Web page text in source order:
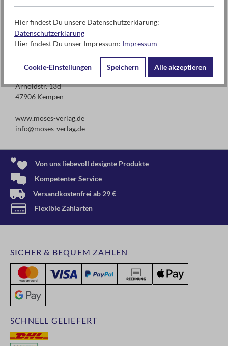
Maße ca. 2,8 cm x 4,2 cm x 1,6 cm
Kontaktdaten des Herstellers
Arnoldstr. 13d
47906 Kempen
www.moses-verlag.de
info@moses-verlag.de
Von uns liebevoll designte Produkte
Kompetenter Service
Versandkostenfrei ab 29 €
Flexible Zahlarten
SCHNELL GELIEFERT
SICHER & BEQUEM ZAHLEN
Hier findest Du unsere Datenschutzerklärung:
Datenschutzerklärung
Hier findest Du unser Impressum: Impressum
Cookie-Einstellungen Speichern Alle akzeptieren